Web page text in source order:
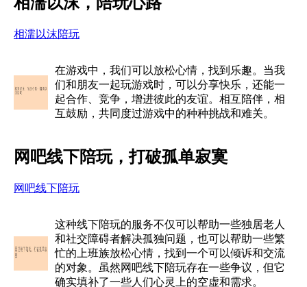
相濡以沫陪玩
在游戏中，我们可以放松心情，找到乐趣。当我
们和朋友一起玩游戏时，可以分享快乐，还能一
起合作、竞争，增进彼此的友谊。相互陪伴，相
互鼓励，共同度过游戏中的种种挑战和难关。
网吧线下陪玩，打破孤单寂寞
网吧线下陪玩
这种线下陪玩的服务不仅可以帮助一些独居老人
和社交障碍者解决孤独问题，也可以帮助一些繁
忙的上班族放松心情，找到一个可以倾诉和交流
的对象。虽然网吧线下陪玩存在一些争议，但它
确实填补了一些人们心灵上的空虚和需求。